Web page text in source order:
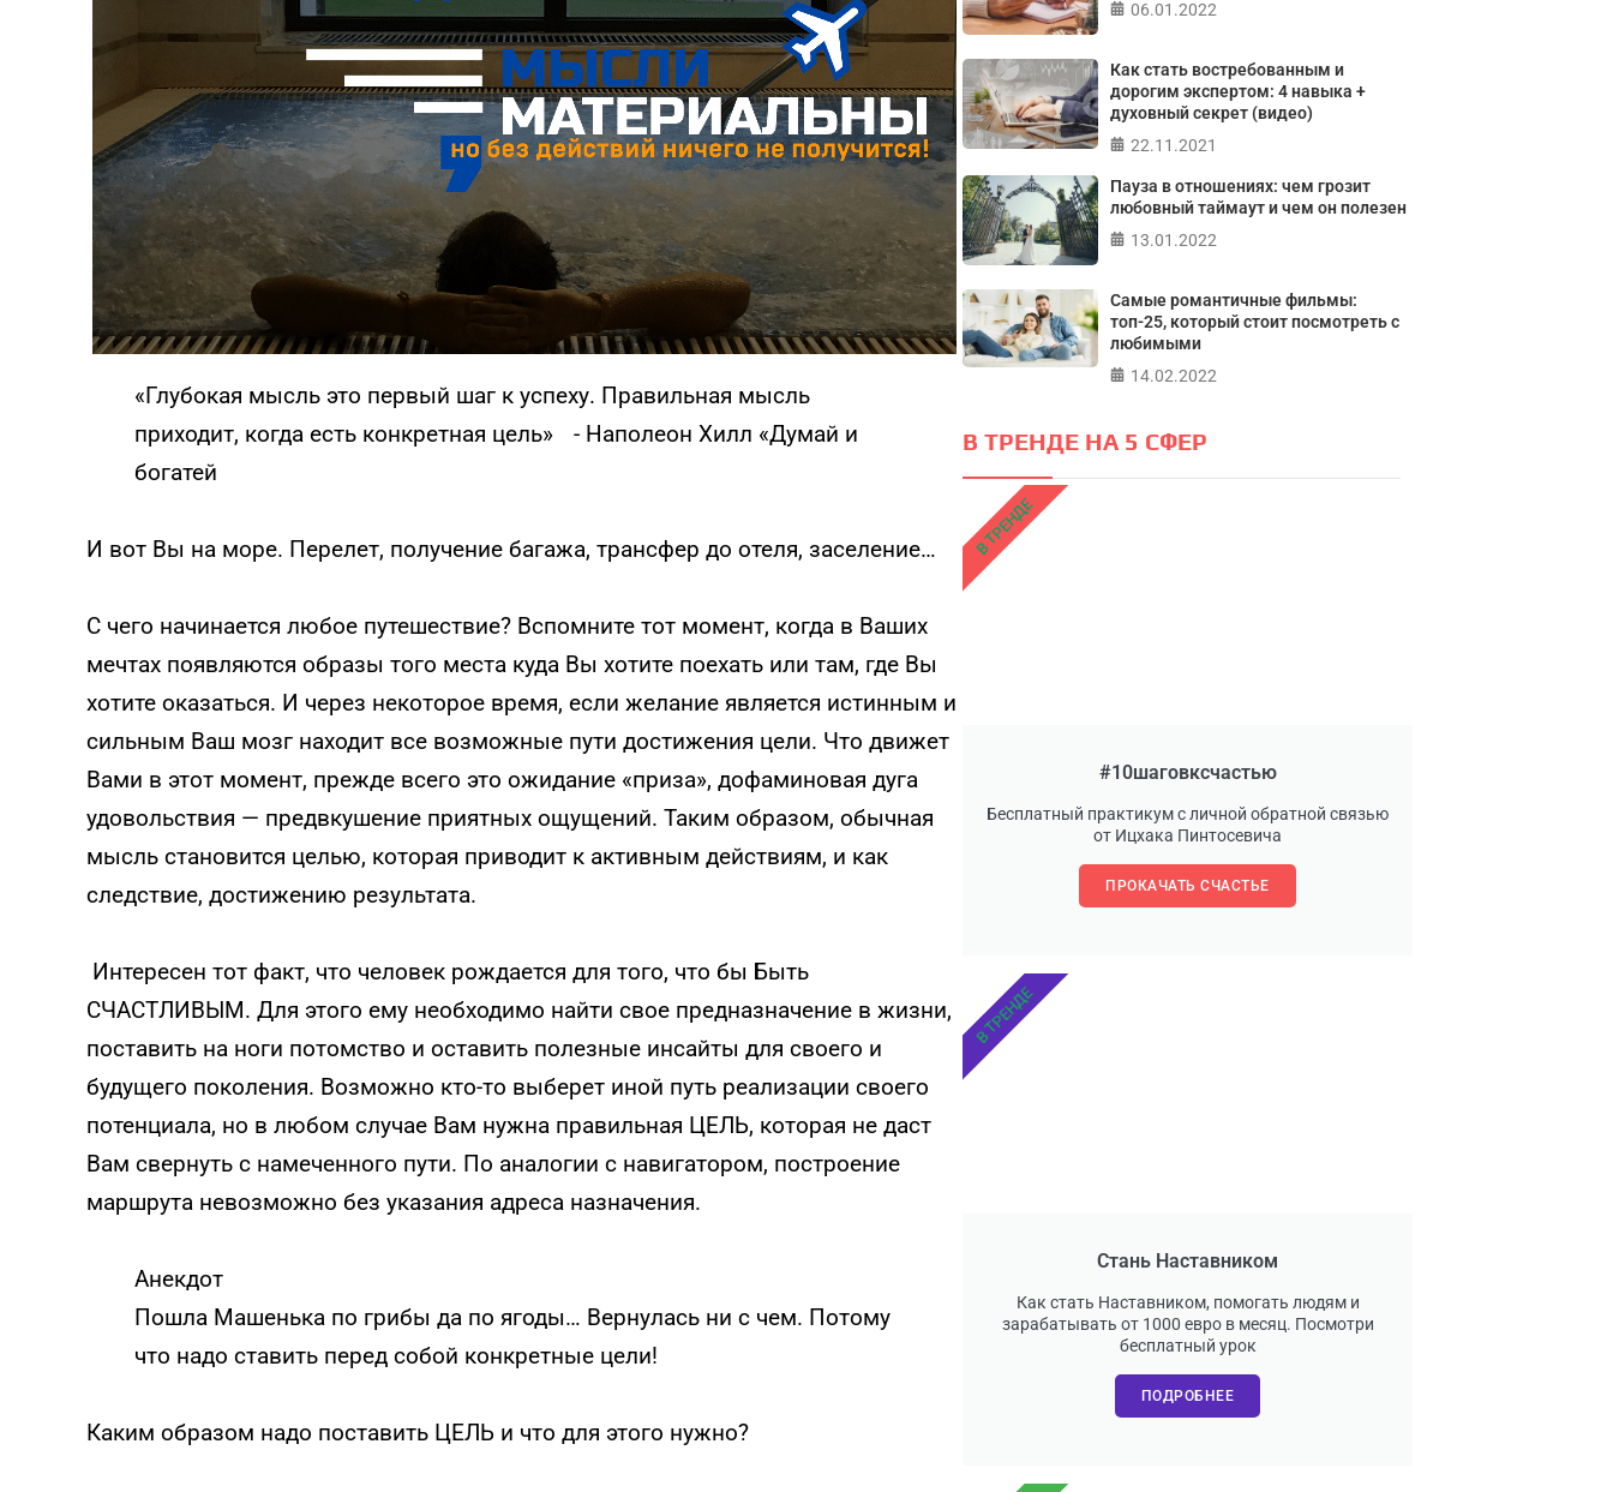
«Глубокая мысль это первый шаг к успеху. Правильная мысль
приходит, когда есть конкретная цель» - Наполеон Хилл «Думай и
богатей
И вот Вы на море. Перелет, получение багажа, трансфер до отеля, заселение…
С чего начинается любое путешествие? Вспомните тот момент, когда в Ваших
мечтах появляются образы того места куда Вы хотите поехать или там, где Вы
хотите оказаться. И через некоторое время, если желание является истинным и
сильным Ваш мозг находит все возможные пути достижения цели. Что движет
Вами в этот момент, прежде всего это ожидание «приза», дофаминовая дуга
удовольствия — предвкушение приятных ощущений. Таким образом, обычная
мысль становится целью, которая приводит к активным действиям, и как
следствие, достижению результата.
Интересен тот факт, что человек рождается для того, что бы Быть
СЧАСТЛИВЫМ. Для этого ему необходимо найти свое предназначение в жизни,
поставить на ноги потомство и оставить полезные инсайты для своего и
будущего поколения. Возможно кто-то выберет иной путь реализации своего
потенциала, но в любом случае Вам нужна правильная ЦЕЛЬ, которая не даст
Вам свернуть с намеченного пути. По аналогии с навигатором, построение
маршрута невозможно без указания адреса назначения.
Анекдот
Пошла Машенька по грибы да по ягоды… Вернулась ни с чем. Потому
что надо ставить перед собой конкретные цели!
Каким образом надо поставить ЦЕЛЬ и что для этого нужно?
эмоционального выгорания
ПРОЙТИ ТЕСТ
ПРОЙТИ ТЕСТ
Онлайн тест на основе шкалы
локуса контроля Джулиана Роттера
06.01.2022
Как стать востребованным и
дорогим экспертом: 4 навыка +
духовный секрет (видео)
22.11.2021
Пауза в отношениях: чем грозит
любовный таймаут и чем он полезен
13.01.2022
Самые романтичные фильмы:
топ-25, который стоит посмотреть с
любимыми
14.02.2022
В ТРЕНДЕ НА 5 СФЕР
#10шаговксчастью
Бесплатный практикум с личной обратной связью
от Ицхака Пинтосевича
ПРОКАЧАТЬ СЧАСТЬЕ
В ТРЕНДЕ
Стань Наставником
Как стать Наставником, помогать людям и
зарабатывать от 1000 евро в месяц. Посмотри
бесплатный урок
ПОДРОБНЕЕ
В ТРЕНДЕ